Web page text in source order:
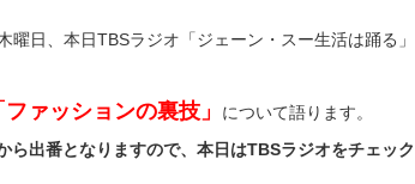
曜日、本日TBSラジオ「ジェーン・スー生活は踊る
ファッションの裏技」
について語ります。
ら出番となりますので、本日はTBSラジオをチェッ